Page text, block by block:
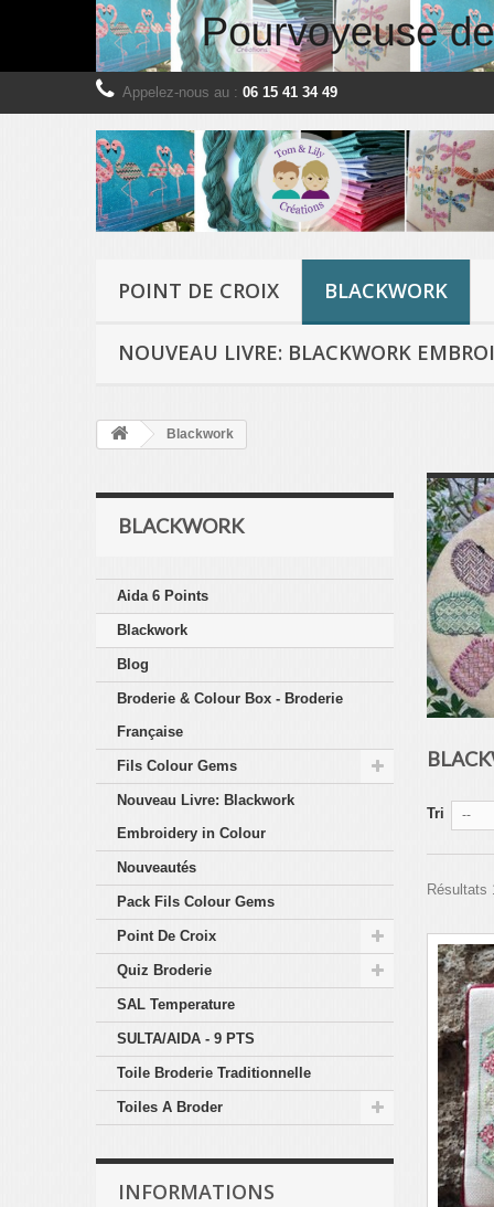
Appelez-nous au : 06 15 41 34 49
POINT DE CROIX BLACKWORK
NOUVEAU LIVRE: BLACKWORK
Blackwork
BLACKWORK
Aida 6 Points
Blackwork
Blog
Broderie & Colour Box - Broderie
Française
Fils Colour Gems
Nouveau Livre: Blackwork
Embroidery in Colour
Nouveautés
Pack Fils Colour Gems
Point De Croix
Quiz Broderie
SAL Temperature
SULTA/AIDA - 9 PTS
Toile Broderie Traditionnelle
Toiles A Broder
INFORMATIONS
Tri --
Résultats